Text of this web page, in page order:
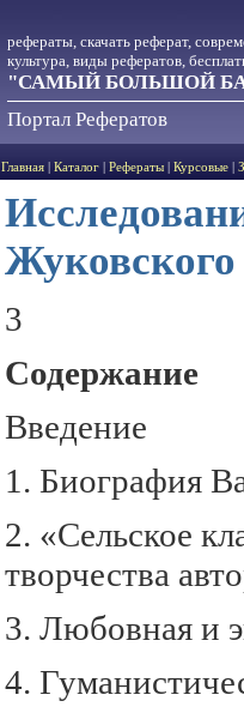
рефераты, скачать реферат,
культура, виды рефератов,
"САМЫЙ БОЛЬШОЙ
Портал Рефератов
Главная Каталог Рефераты Курсовые
Жуковского
3
Содержание
Введение
1. Биография
2. «Сельское
творчества
3. Любовная и
4.